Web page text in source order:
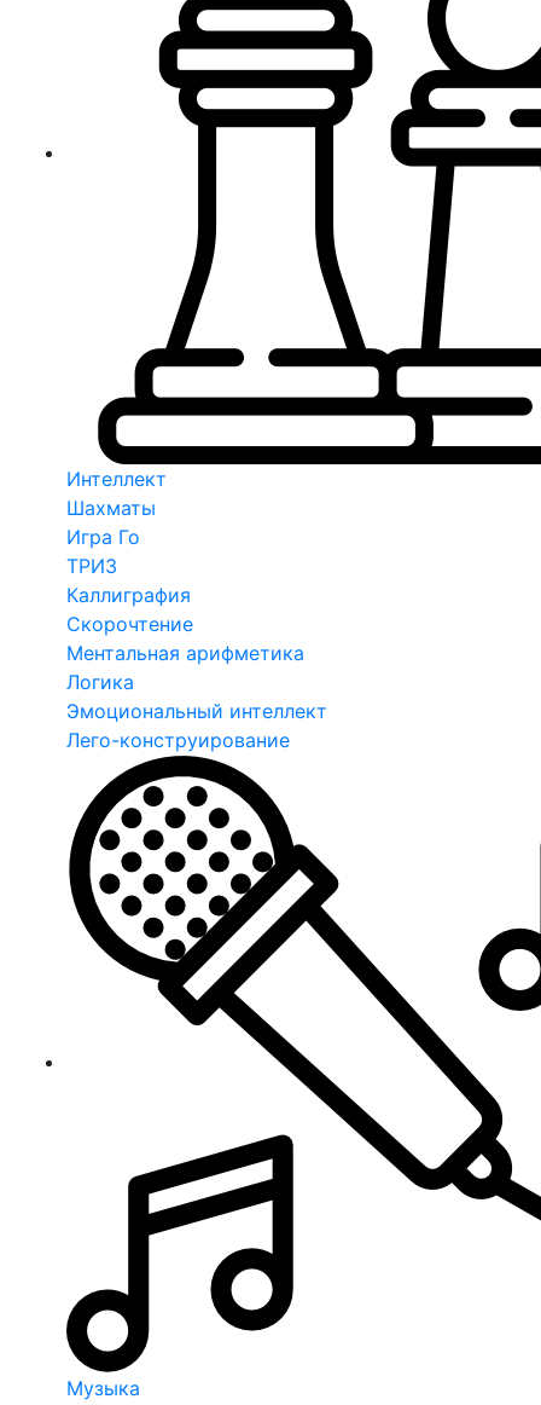
Интеллект
Шахматы
Игра Го
ТРИЗ
Каллиграфия
Скорочтение
Ментальная арифметика
Логика
Эмоциональный интеллект
Лего-конструирование
Музыка